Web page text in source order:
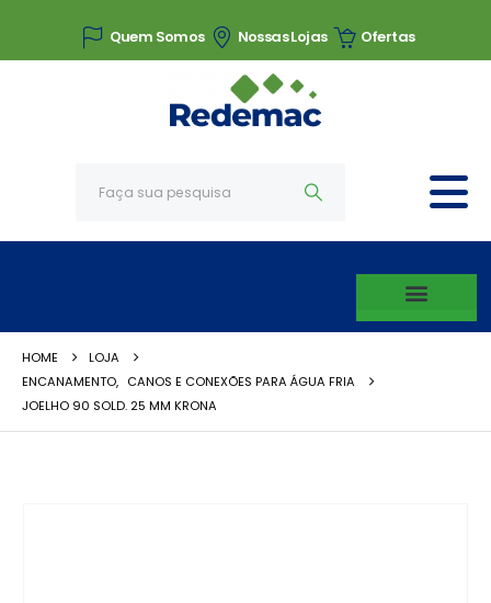
Quem Somos Nossas Lojas Ofertas
HOME
LOJA
ENCANAMENTO, CANOS E CONEXÕES PARA ÁGUA FRIA
JOELHO 90 SOLD. 25 MM KRONA